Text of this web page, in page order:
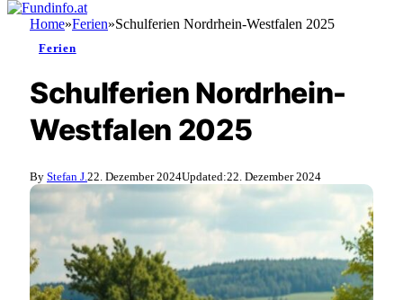
Home»Ferien»Schulferien Nordrhein-Westfalen 2025
Ferien
Schulferien Nordrhein-
Westfalen 2025
By Stefan J. 22. Dezember 2024Updated:22. Dezember 2024